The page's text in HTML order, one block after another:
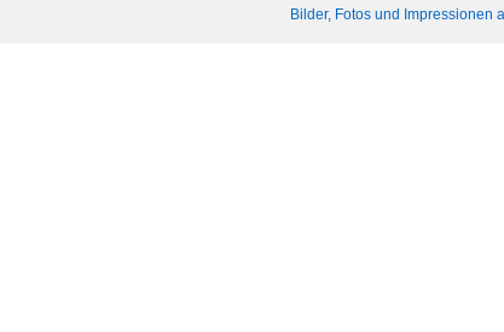
Bilder, Fotos und Impressionen